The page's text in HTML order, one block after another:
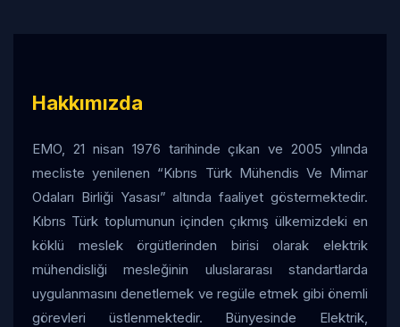
Hakkımızda
EMO, 21 nisan 1976 tarihinde çıkan ve 2005 yılında
mecliste yenilenen “Kıbrıs Türk Mühendis Ve Mimar
Odaları Birliği Yasası” altında faaliyet göstermektedir.
Kıbrıs Türk toplumunun içinden çıkmış ülkemizdeki en
köklü meslek örgütlerinden birisi olarak elektrik
mühendisliği mesleğinin uluslararası standartlarda
uygulanmasını denetlemek ve regüle etmek gibi önemli
görevleri üstlenmektedir. Bünyesinde Elektrik,